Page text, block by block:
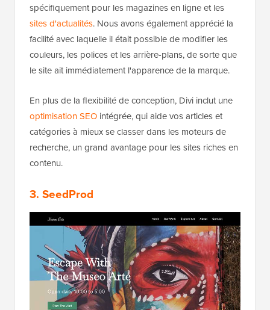
spécifiquement pour les magazines en ligne et les
sites d'actualités. Nous avons également apprécié la
facilité avec laquelle il était possible de modifier les
couleurs, les polices et les arrière-plans, de sorte que
le site ait immédiatement l'apparence de la marque.
En plus de la flexibilité de conception, Divi inclut une
optimisation SEO intégrée, qui aide vos articles et
catégories à mieux se classer dans les moteurs de
recherche, un grand avantage pour les sites riches en
contenu.
3. SeedProd